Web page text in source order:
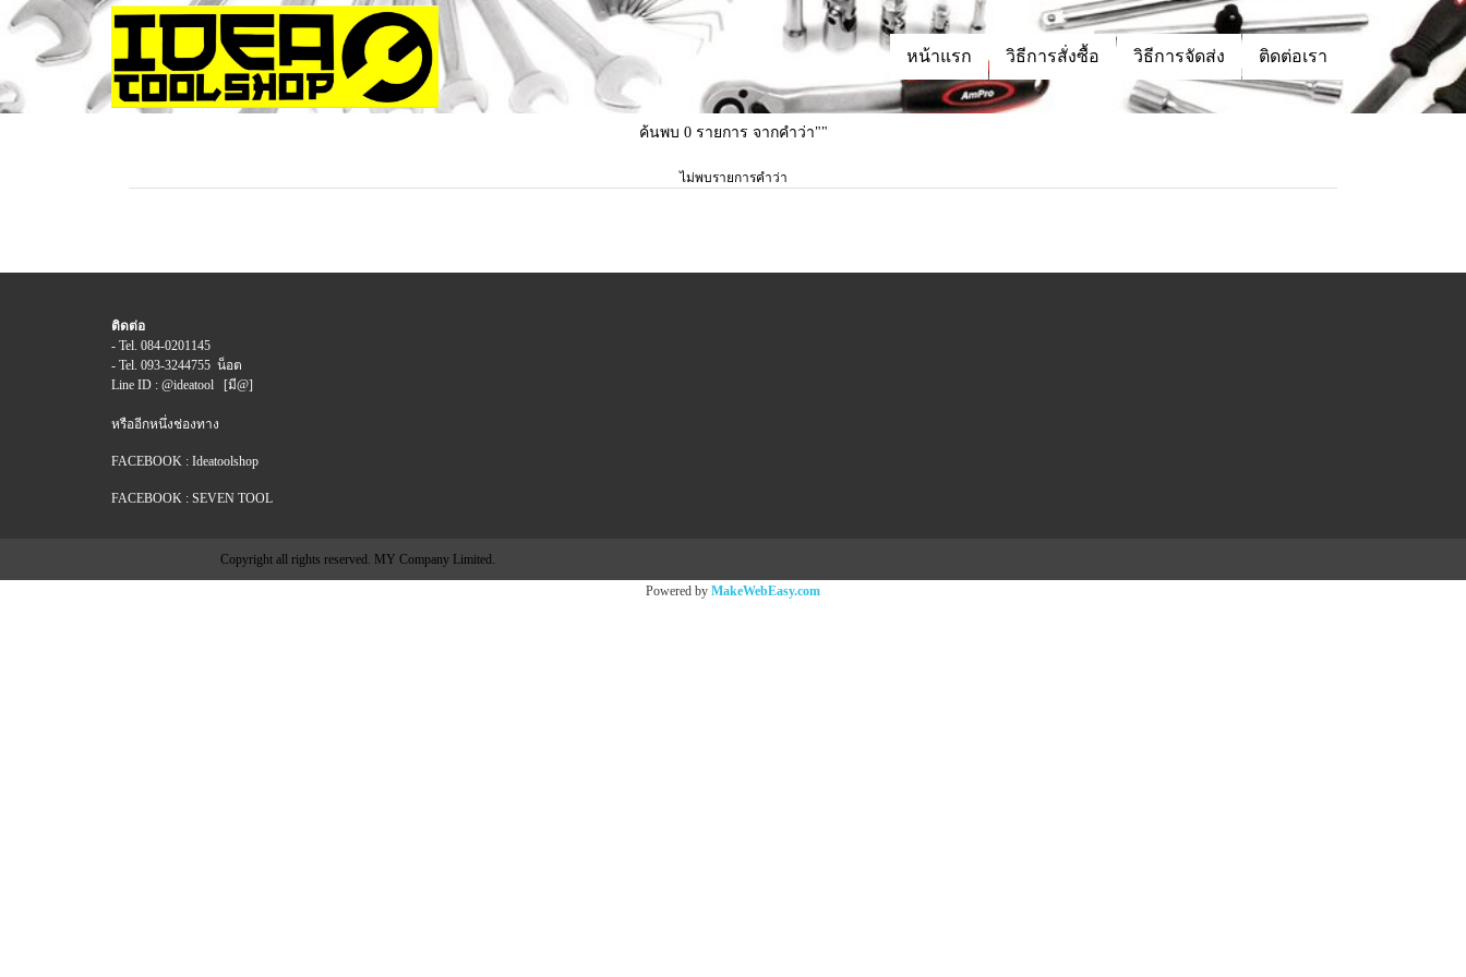
หน้าแรก วิธีการสั่งซื้อ วิธีการจัดส่ง ติดต่อเรา
ค้นพบ 0 รายการ จากคำว่า""
ไม่พบรายการคำว่า
ติดต่อ
- Tel. 084-0201145
- Tel. 093-3244755 น็อต
Line ID : @ideatool [มี@]
หรืออีกหนึ่งช่องทาง
FACEBOOK : Ideatoolshop
FACEBOOK : SEVEN TOOL
Copyright all rights reserved. MY Company Limited.
Powered by MakeWebEasy.com